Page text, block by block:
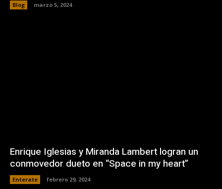
Blog marzo 5, 2024
Enrique Iglesias y Miranda Lambert logran un
conmovedor dueto en “Space in my heart”
Enterate febrero 29, 2024